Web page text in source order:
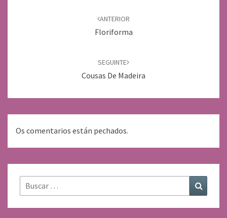
ANTERIOR
Floriforma
SEGUINTE
Cousas De Madeira
Os comentarios están pechados.
Buscar: